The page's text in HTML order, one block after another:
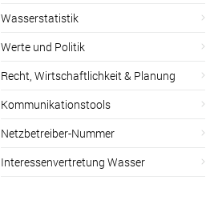
Wasserstatistik
Werte und Politik
Recht, Wirtschaftlichkeit & Planung
Kommunikationstools
Netzbetreiber-Nummer
Interessenvertretung Wasser